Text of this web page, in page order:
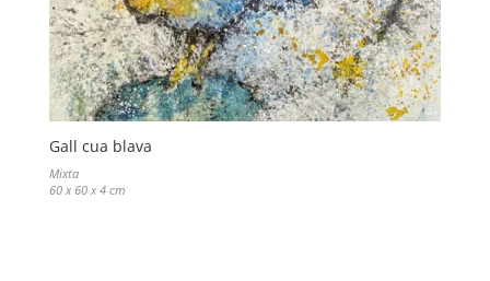
Gall cua blava
Mixta
60 x 60 x 4 cm